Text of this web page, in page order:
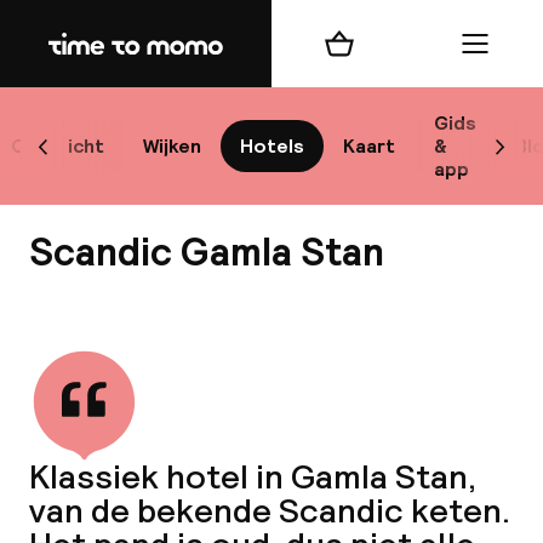
Home
Overzicht Wijken Hotels Kaart
Gids
&
app
Scroll naar links
Winkelmand Menu
Scandic Gamla Stan
Klassiek hotel in Gamla Stan,
van de bekende Scandic keten.